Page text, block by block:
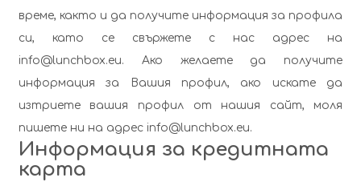
време, както и да получите информация за профила
си, като се свържете с нас адрес на
info@lunchbox.eu. Ако желаете да получите
информация за Вашия профил, ако искате да
изтриете вашия профил от нашия сайт, моля
пишете ни на адрес info@lunchbox.eu.
Информация за кредитната
карта